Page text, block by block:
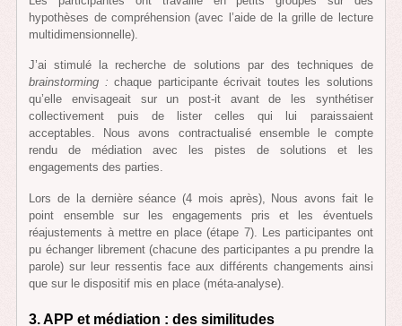
hypothèses de compréhension (avec l’aide de la grille de lecture
multidimensionnelle).
J’ai stimulé la recherche de solutions par des techniques de
brainstorming : chaque participante écrivait toutes les solutions
qu’elle envisageait sur un post-it avant de les synthétiser
collectivement puis de lister celles qui lui paraissaient
acceptables. Nous avons contractualisé ensemble le compte
rendu de médiation avec les pistes de solutions et les
engagements des parties.
Lors de la dernière séance (4 mois après), Nous avons fait le
point ensemble sur les engagements pris et les éventuels
réajustements à mettre en place (étape 7). Les participantes ont
pu échanger librement (chacune des participantes a pu prendre la
parole) sur leur ressentis face aux différents changements ainsi
que sur le dispositif mis en place (méta-analyse).
3. APP et médiation : des similitudes